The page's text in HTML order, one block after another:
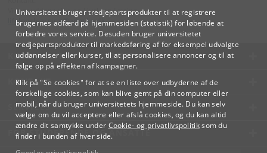
Universitetet bruger tredjepartsprodukter til at registrere
brugernes adfærd på hjemmesiden (statistik) for løbende at
forbedre vores service. Desuden bruger universitetet
tredjepartsprodukter til markedsføring af for eksempel udvalgte
uddannelser eller kurser, til at personalisere annoncer og til at
følge op på effekten af kampagner.
Klik på "Se cookies" for at se en liste over udbyderne af de
forskellige cookies, som kan blive gemt på din computer eller
mobil, når du bruger universitetets hjemmeside. Du kan selv
vælge om du vil acceptere eller afslå cookies, og du kan altid
ændre dit samtykke under Cookie- og privatlivspolitiksom du
finder i bunden af hver side.
Videreuddannelse og Livslang Læring
lifelonglearning@adm.ku.dk
KØBENHAVNS UNIVERSITET
KONTAKT
SERVICES
FOR STUDERENDE OG ANSATTE